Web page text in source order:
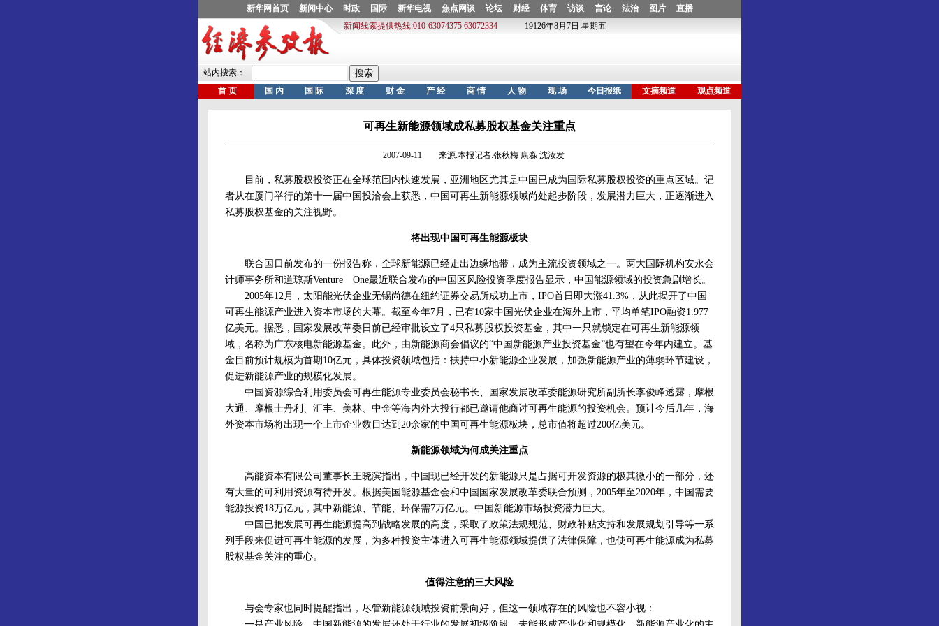
可再生新能源领域成私募股权基金关注重点
2007-09-11 来源:本报记者:张秋梅 康淼 沈汝发
目前，私募股权投资正在全球范围内快速发展，亚洲地区尤其是中国已成为国际私募股权投资的重点区域。记
者从在厦门举行的第十一届中国投洽会上获悉，中国可再生新能源领域尚处起步阶段，发展潜力巨大，正逐渐进入
私募股权基金的关注视野。
将出现中国可再生能源板块
联合国日前发布的一份报告称，全球新能源已经走出边缘地带，成为主流投资领域之一。两大国际机构安永会
计师事务所和道琼斯Venture One最近联合发布的中国区风险投资季度报告显示，中国能源领域的投资急剧增长。
2005年12月，太阳能光伏企业无锡尚德在纽约证券交易所成功上市，IPO首日即大涨41.3%，从此揭开了中国
可再生能源产业进入资本市场的大幕。截至今年7月，已有10家中国光伏企业在海外上市，平均单笔IPO融资1.977
亿美元。据悉，国家发展改革委日前已经审批设立了4只私募股权投资基金，其中一只就锁定在可再生新能源领
域，名称为广东核电新能源基金。此外，由新能源商会倡议的“中国新能源产业投资基金”也有望在今年内建立。基
金目前预计规模为首期10亿元，具体投资领域包括：扶持中小新能源企业发展，加强新能源产业的薄弱环节建设，
促进新能源产业的规模化发展。
中国资源综合利用委员会可再生能源专业委员会秘书长、国家发展改革委能源研究所副所长李俊峰透露，摩根
大通、摩根士丹利、汇丰、美林、中金等海内外大投行都已邀请他商讨可再生能源的投资机会。预计今后几年，海
外资本市场将出现一个上市企业数目达到20余家的中国可再生能源板块，总市值将超过200亿美元。
新能源领域为何成关注重点
高能资本有限公司董事长王晓滨指出，中国现已经开发的新能源只是占据可开发资源的极其微小的一部分，还
有大量的可利用资源有待开发。根据美国能源基金会和中国国家发展改革委联合预测，2005年至2020年，中国需要
能源投资18万亿元，其中新能源、节能、环保需7万亿元。中国新能源市场投资潜力巨大。
中国已把发展可再生能源提高到战略发展的高度，采取了政策法规规范、财政补贴支持和发展规划引导等一系
列手段来促进可再生能源的发展，为多种投资主体进入可再生能源领域提供了法律保障，也使可再生能源成为私募
股权基金关注的重心。
值得注意的三大风险
与会专家也同时提醒指出，尽管新能源领域投资前景向好，但这一领域存在的风险也不容小视：